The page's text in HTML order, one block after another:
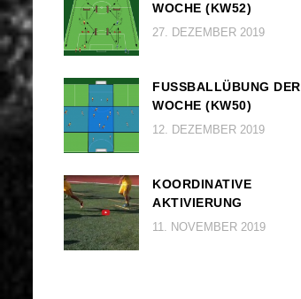
OCHE (KW52)
27. DEZEMBER 2019
FUSSBALLÜBUNG DER W
OCHE (KW50)
12. DEZEMBER 2019
KOORDINATIVE
AKTIVIERUNG
11. NOVEMBER 2019